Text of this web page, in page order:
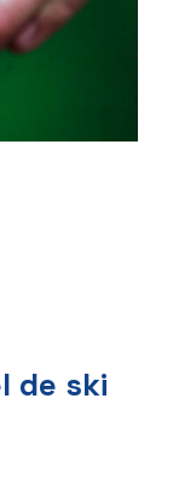
de ski